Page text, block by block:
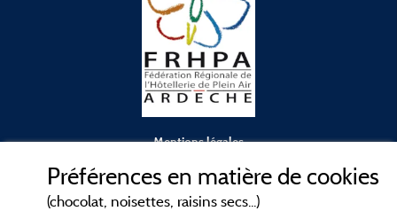
Mentions légales
Conditions générales d'utilisation
Préférences en matière de cookies
(chocolat, noisettes, raisins secs...)